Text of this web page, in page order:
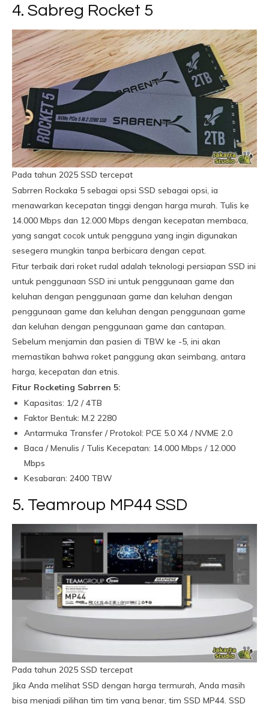
4. Sabreg Rocket 5
Pada tahun 2025 SSD tercepat
Sabrren Rockaka 5 sebagai opsi SSD sebagai opsi, ia
menawarkan kecepatan tinggi dengan harga murah. Tulis ke
14.000 Mbps dan 12.000 Mbps dengan kecepatan membaca,
yang sangat cocok untuk pengguna yang ingin digunakan
sesegera mungkin tanpa berbicara dengan cepat.
Fitur terbaik dari roket rudal adalah teknologi persiapan SSD ini
untuk penggunaan SSD ini untuk penggunaan game dan
keluhan dengan penggunaan game dan keluhan dengan
penggunaan game dan keluhan dengan penggunaan game
dan keluhan dengan penggunaan game dan cantapan.
Sebelum menjamin dan pasien di TBW ke -5, ini akan
memastikan bahwa roket panggung akan seimbang, antara
harga, kecepatan dan etnis.
Fitur Rocketing Sabrren 5:
Kapasitas: 1/2 / 4TB
Faktor Bentuk: M.2 2280
Antarmuka Transfer / Protokol: PCE 5.0 X4 / NVME 2.0
Baca / Menulis / Tulis Kecepatan: 14.000 Mbps / 12.000
Mbps
Kesabaran: 2400 TBW
5. Teamroup MP44 SSD
Pada tahun 2025 SSD tercepat
Jika Anda melihat SSD dengan harga termurah, Anda masih
bisa menjadi pilihan tim tim yang benar, tim SSD MP44. SSD